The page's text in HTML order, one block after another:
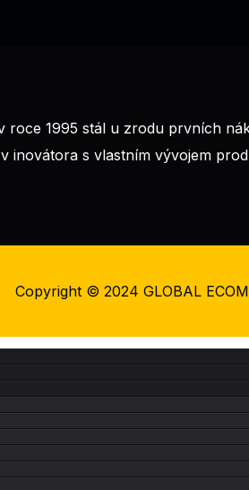
1995 stál u zrodu prvních
s vlastním vývojem
Copyright © 2024 GLOBAL